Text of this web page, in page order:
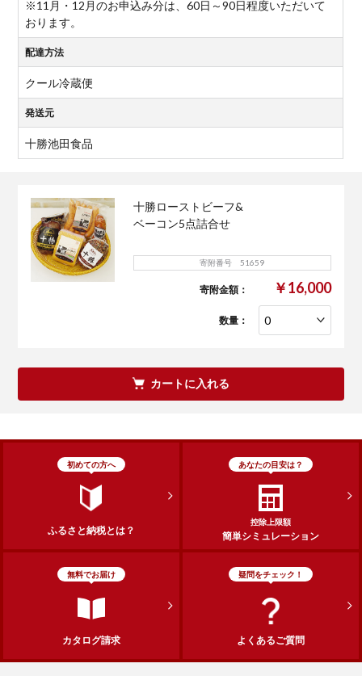
※11月・12月のお申込み分は、60日～90日程度いただいて
おります。
配達方法
クール冷蔵便
発送元
十勝池田食品
十勝ローストビーフ&
ベーコン5点詰合せ
寄附番号 51659
寄附金額： ￥16,000
数量：
カートに入れる
初めての方へ
ふるさと納税とは？
あなたの目安は？
控除上限額
簡単シミュレーション
無料でお届け
カタログ請求
疑問をチェック！
よくあるご質問